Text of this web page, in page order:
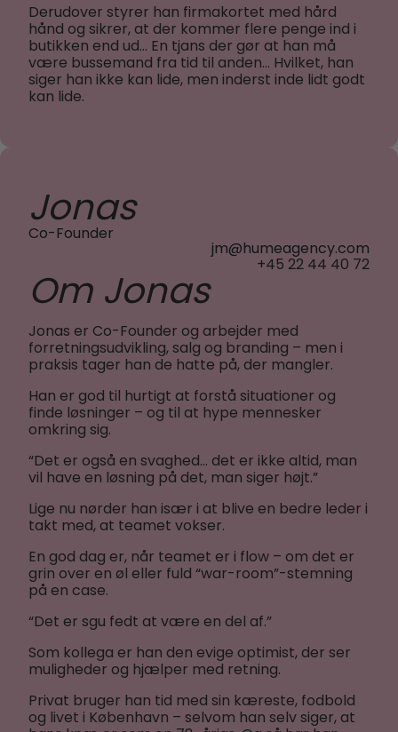
Derudover styrer han firmakortet med hård
hånd og sikrer, at der kommer flere penge ind i
butikken end ud… En tjans der gør at han må
være bussemand fra tid til anden… Hvilket, han
siger han ikke kan lide, men inderst inde lidt godt
kan lide.
Jonas
Co-Founder
jm@humeagency.com
+45 22 44 40 72
Om Jonas
Jonas er Co-Founder og arbejder med
forretningsudvikling, salg og branding – men i
praksis tager han de hatte på, der mangler.
Han er god til hurtigt at forstå situationer og
finde løsninger – og til at hype mennesker
omkring sig.
“Det er også en svaghed… det er ikke altid, man
vil have en løsning på det, man siger højt.”
Lige nu nørder han især i at blive en bedre leder i
takt med, at teamet vokser.
En god dag er, når teamet er i flow – om det er
grin over en øl eller fuld “war-room”-stemning
på en case.
“Det er sgu fedt at være en del af.”
Som kollega er han den evige optimist, der ser
muligheder og hjælper med retning.
Privat bruger han tid med sin kæreste, fodbold
og livet i København – selvom han selv siger, at